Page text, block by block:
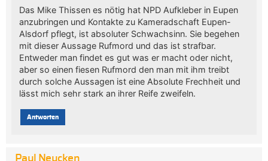
Das Mike Thissen es nötig hat NPD Aufkleber in Eupen
anzubringen und Kontakte zu Kameradschaft Eupen-
Alsdorf pflegt, ist absoluter Schwachsinn. Sie begehen
mit dieser Aussage Rufmord und das ist strafbar.
Entweder man findet es gut was er macht oder nicht,
aber so einen fiesen Rufmord den man mit ihm treibt
durch solche Aussagen ist eine Absolute Frechheit und
lässt mich sehr stark an ihrer Reife zweifeln.
Antworten
Paul Neycken